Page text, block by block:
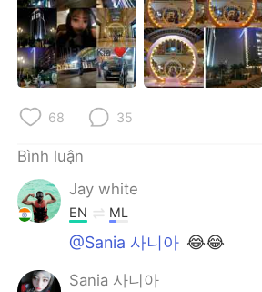
68 35
Bình luận
Jay white
EN ML
@Sania 사니아 😂😂
Sania 사니아